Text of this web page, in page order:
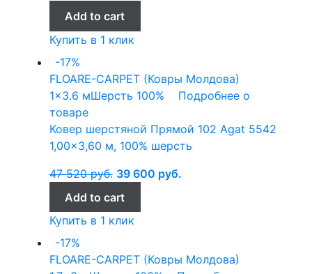
Add to cart
Купить в 1 клик
-17%
FLOARE-CARPET (Ковры Молдова)
1x3.6 мШерсть 100%
Подробнее о
товаре
Ковер шерстяной Прямой 102 Agat 5542
1,00×3,60 м, 100% шерсть
47 520руб. 39 600 руб.
Add to cart
Купить в 1 клик
-17%
FLOARE-CARPET (Ковры Молдова)